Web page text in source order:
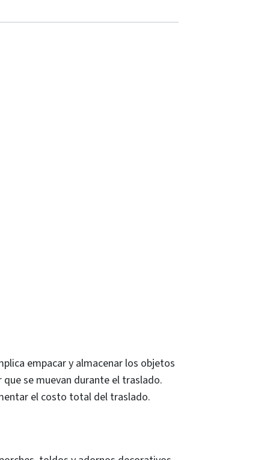
empacar y almacenar los objetos
se muevan durante el traslado.
el costo total del traslado.